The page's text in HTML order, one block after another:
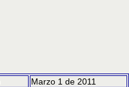
Marzo 1 de 2011